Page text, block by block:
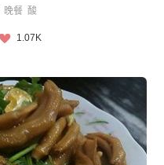
晚餐 酸
1.07K